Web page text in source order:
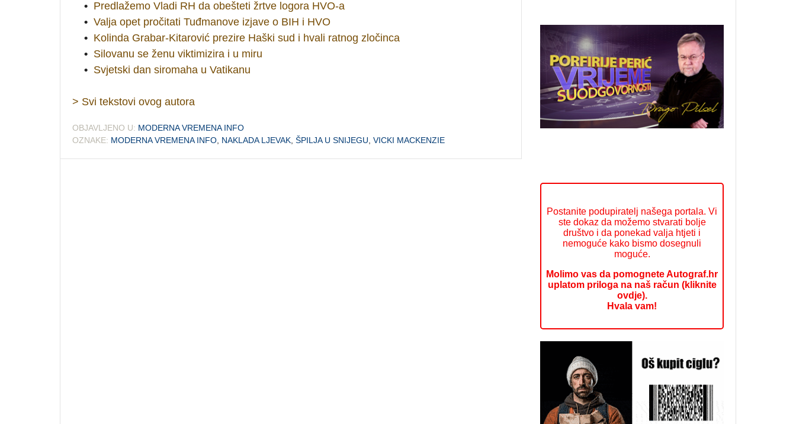
• Predlažemo Vladi RH da obešteti žrtve logora HVO-a
• Valja opet pročitati Tuđmanove izjave o BIH i HVO
• Kolinda Grabar-Kitarović prezire Haški sud i hvali ratnog zločinca
• Silovanu se ženu viktimizira i u miru
• Svjetski dan siromaha u Vatikanu
> Svi tekstovi ovog autora
OBJAVLJENO U: MODERNA VREMENA INFO
OZNAKE: MODERNA VREMENA INFO NAKLADA LJEVAK ŠPILJA U SNIJEGU VICKI MACKENZIE
Postanite podupiratelj našega portala. Vi
ste dokaz da možemo stvarati bolje
društvo i da ponekad valja htjeti i
nemoguće kako bismo dosegnuli
moguće.
Molimo vas da pomognete Autograf.hr
uplatom priloga na naš račun (kliknite
ovdje).
Hvala vam!